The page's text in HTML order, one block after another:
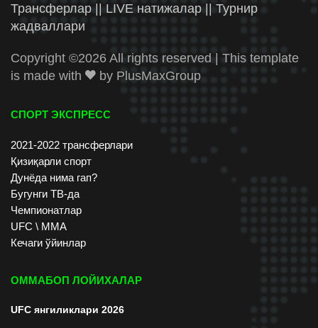
Трансферлар || LIVE натижалар || Турнир
жадваллари
Copyright ©2026 All rights reserved | This template
is made with
by PlusMaxGroup
СПОРТ ЭКСПРЕСС
2021-2022 трансферлари
Қизиқарли спорт
Дунёда нима гап?
Бугунги ТВ-да
Чемпионатлар
UFC \ ММА
Кечаги ўйинлар
ОММАБОП ЛОЙИХАЛАР
UFC янгиликлари 2026